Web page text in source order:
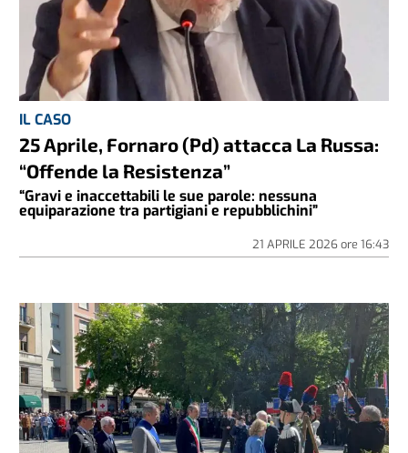
IL CASO
25 Aprile, Fornaro (Pd) attacca La Russa:
“Offende la Resistenza”
“Gravi e inaccettabili le sue parole: nessuna
equiparazione tra partigiani e repubblichini”
21 APRILE 2026ore 16:43